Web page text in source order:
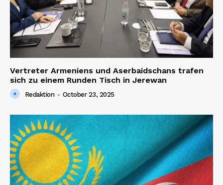
Vertreter Armeniens und Aserbaidschans trafen
sich zu einem Runden Tisch in Jerewan
Redaktion - October 23, 2025